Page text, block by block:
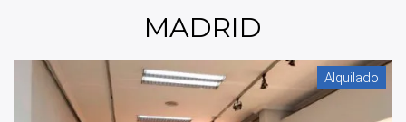
MADRID
Alquilado